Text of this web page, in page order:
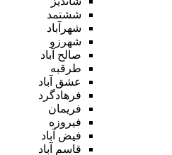
ششتمد
شهرآباد
شهرزو
صالح آباد
طرقبه
عشق آباد
فرهادگرد
فریمان
فیروزه
فیض آباد
قاسم آباد